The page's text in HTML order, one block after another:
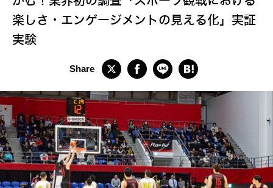
楽しさ・エンゲージメントの見える化」実証
実験